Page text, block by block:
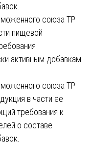
союза ТР
пищевой
активным добавкам
союза ТР
в части ее
требования к
о составе